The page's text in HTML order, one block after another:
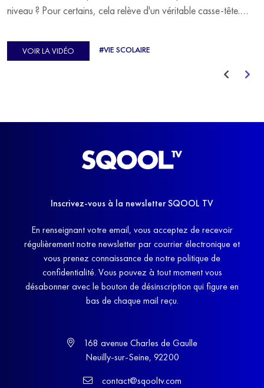
niveau ? Pour certains, cela relève d'un véritable casse-tête.
d'Europe de Horse-ball, qui a failli abandonner ses études
avant de trouver un nouvel équilibre.
VOIR LA VIDÉO #VIE SCOLAIRE
Inscrivez-vous à la newsletter SQOOL TV
En renseignant votre email, vous acceptez de recevoir
régulièrement notre newsletter par courrier électronique et
vous prenez connaissance de notre politique de
confidentialité. Vous pouvez à tout moment vous
désabonner avec le bouton de désinscription qui figure en
bas de chaque mail reçu.
168 avenue Charles de Gaulle
Neuilly-sur-Seine, 92200
contact@sqooltv.com